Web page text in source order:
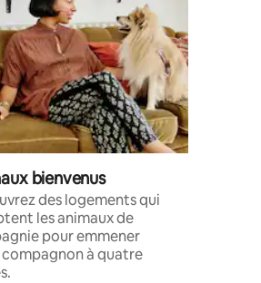
bienvenus
des logements qui
les animaux de
pour emmener
à quatre